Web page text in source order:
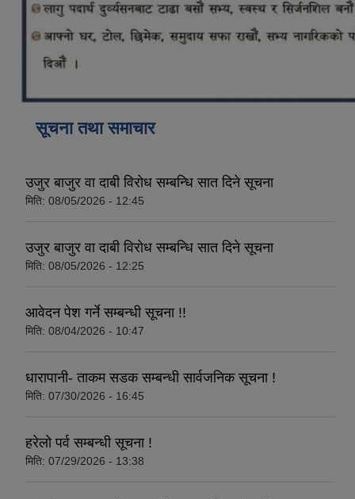
सूचना तथा समाचार
उजुर बाजुर वा दाबी विरोध सम्बन्धि सात दिने सूचना
मिति: 08/05/2026 - 12:45
उजुर बाजुर वा दाबी विरोध सम्बन्धि सात दिने सूचना
मिति: 08/05/2026 - 12:25
आवेदन पेश गर्ने सम्बन्धी सूचना !!
मिति: 08/04/2026 - 10:47
धारापानी- ताकम सडक सम्बन्धी सार्वजनिक सूचना !
मिति: 07/30/2026 - 16:45
हरेलो पर्व सम्बन्धी सूचना !
मिति: 07/29/2026 - 13:38